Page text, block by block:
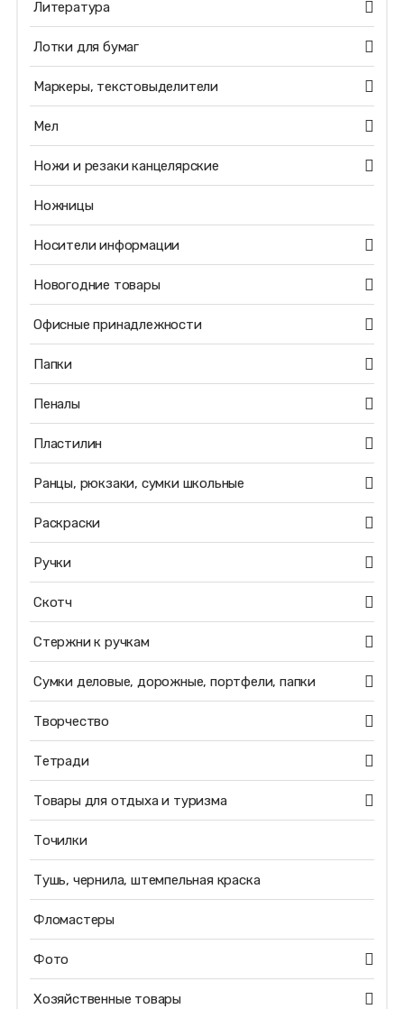
Литература
Лотки для бумаг
Маркеры, текстовыделители
Мел
Ножи и резаки канцелярские
Ножницы
Носители информации
Новогодние товары
Офисные принадлежности
Папки
Пеналы
Пластилин
Ранцы, рюкзаки, сумки школьные
Раскраски
Ручки
Скотч
Стержни к ручкам
Сумки деловые, дорожные, портфели, папки
Творчество
Тетради
Товары для отдыха и туризма
Точилки
Тушь, чернила, штемпельная краска
Фломастеры
Фото
Хозяйственные товары